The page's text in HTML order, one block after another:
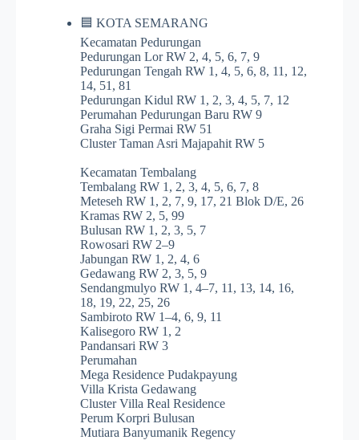
🟦 KOTA SEMARANG
Kecamatan Pedurungan
Pedurungan Lor RW 2, 4, 5, 6, 7, 9
Pedurungan Tengah RW 1, 4, 5, 6, 8, 11, 12,
14, 51, 81
Pedurungan Kidul RW 1, 2, 3, 4, 5, 7, 12
Perumahan Pedurungan Baru RW 9
Graha Sigi Permai RW 51
Cluster Taman Asri Majapahit RW 5
Kecamatan Tembalang
Tembalang RW 1, 2, 3, 4, 5, 6, 7, 8
Meteseh RW 1, 2, 7, 9, 17, 21 Blok D/E, 26
Kramas RW 2, 5, 99
Bulusan RW 1, 2, 3, 5, 7
Rowosari RW 2–9
Jabungan RW 1, 2, 4, 6
Gedawang RW 2, 3, 5, 9
Sendangmulyo RW 1, 4–7, 11, 13, 14, 16,
18, 19, 22, 25, 26
Sambiroto RW 1–4, 6, 9, 11
Kalisegoro RW 1, 2
Pandansari RW 3
Perumahan
Mega Residence Pudakpayung
Villa Krista Gedawang
Cluster Villa Real Residence
Perum Korpri Bulusan
Mutiara Banyumanik Regency